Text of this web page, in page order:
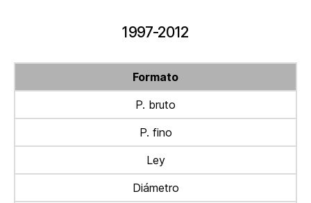
1997-2012
Formato
P. bruto
P. fino
Ley
Diámetro